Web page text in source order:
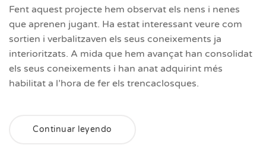
Fent aquest projecte hem observat els nens i nenes
que aprenen jugant. Ha estat interessant veure com
sortien i verbalitzaven els seus coneixements ja
interioritzats. A mida que hem avançat han consolidat
els seus coneixements i han anat adquirint més
habilitat a l’hora de fer els trencaclosques.
Continuar leyendo